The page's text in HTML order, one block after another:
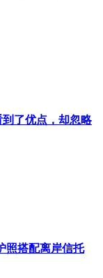
了优点，却忽略
照搭配离岸信托